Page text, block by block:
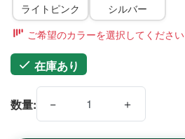
ライトピンク
シルバー
ご希望のカラーを選択してください
在庫あり
数量: − ＋